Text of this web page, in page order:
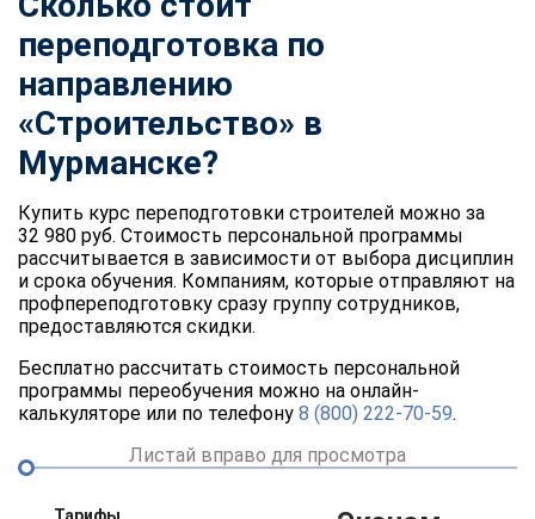
переподготовка по
направлению
«Строительство» в
Мурманске?
Купить курс переподготовки строителей можно за
32 980 руб. Стоимость персональной программы
рассчитывается в зависимости от выбора дисциплин
и срока обучения. Компаниям, которые отправляют на
профпереподготовку сразу группу сотрудников,
предоставляются скидки.
Бесплатно рассчитать стоимость персональной
программы переобучения можно на онлайн-
калькуляторе или по телефону 8 (800) 222-70-59.
Листай вправо для просмотра
Тарифы